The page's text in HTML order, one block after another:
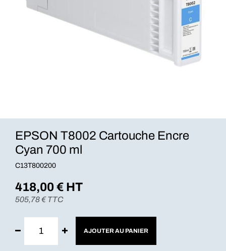
EPSON T8002 Cartouche Encre
Cyan 700 ml
C13T800200
418,00€ HT
505,78€ TTC
AJOUTER AU PANIER